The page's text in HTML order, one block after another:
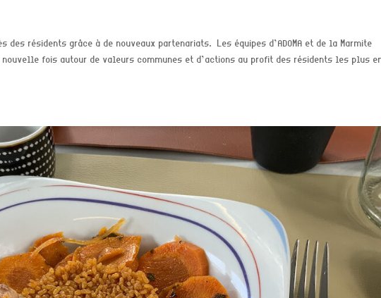
des résidents grâce à de nouveaux partenariats. Les équipes d’ADOMA et de la Marmite
nouvelle fois autour de valeurs communes et d’actions au profit des résidents les plus